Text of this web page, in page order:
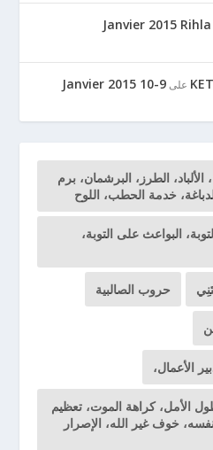
9-10 Janvier 2015 Rihla
على
9-10 Janvier 2015
الطرز، البرشمان، برم
خدمة الحطب، اللوح
البواعث على التوبة،
حروب الصالبية
الأعمال،
الأمل، كراهة الموت، تعظيم
نفسه، خوف غير الله، الإصرار